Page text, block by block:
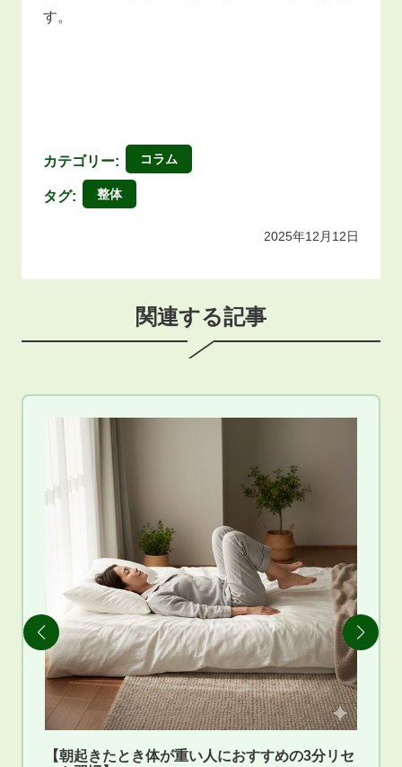
す。
カテゴリー: コラム
タグ: 整体
2025年12月12日
関連する記事
【朝起きたとき体が重い人におすすめの3分リセ